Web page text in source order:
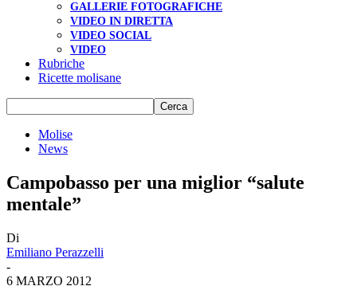
GALLERIE FOTOGRAFICHE
VIDEO IN DIRETTA
VIDEO SOCIAL
VIDEO
Rubriche
Ricette molisane
Molise
News
Campobasso per una miglior “salute
mentale”
Di
Emiliano Perazzelli
-
6 MARZO 2012